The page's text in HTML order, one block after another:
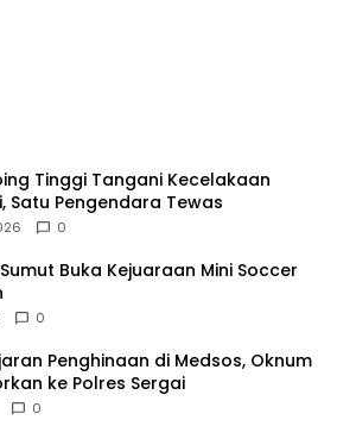
Tinggi Tangani Kecelakaan
Satu Pengendara Tewas
0
Buka Kejuaraan Mini Soccer
0
Penghinaan di Medsos, Oknum
ke Polres Sergai
0